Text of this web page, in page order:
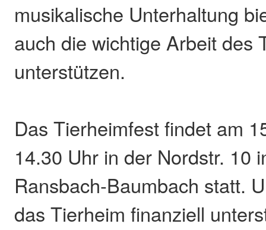
musikalische Unterhaltung
auch die wichtige Arbeit des
unterstützen.
Das Tierheimfest findet am
14.30 Uhr in der Nordstr. 10
Ransbach-Baumbach statt.
das Tierheim finanziell